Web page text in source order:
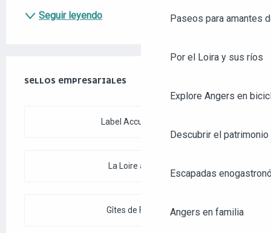
Paseos para amantes
Por el Loira y sus ríos
Explore Angers en
Descubrir el
Escapadas
Angers en familia
Seguir leyendo
SELLOS EMPRESARIALES
SELLOS EMPRESARIALES
Label Accueil Vélo
La Loire à Vélo
Gîtes de France